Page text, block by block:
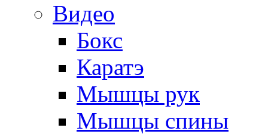
Видео
Бокс
Каратэ
Мышцы рук
Мышцы спины